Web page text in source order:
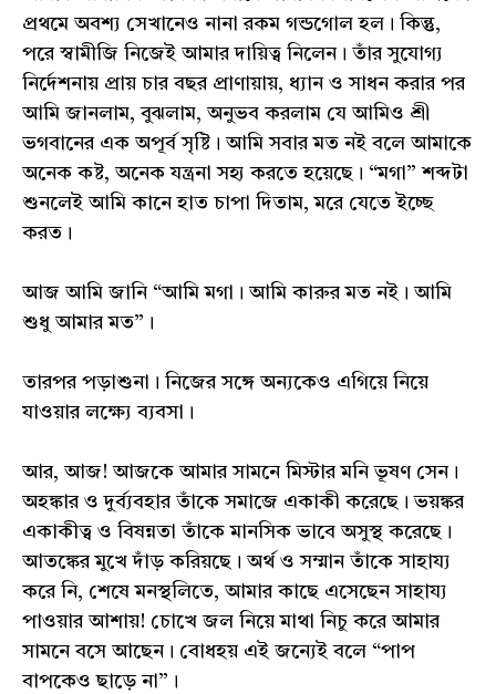
প্রথমে অবশ্য সেখানেও নানা রকম গন্ডগোল হল। কিন্তু,
পরে স্বামীজি নিজেই আমার দায়িত্ব নিলেন। তাঁর সুযোগ্য
নির্দেশনায় প্রায় চার বছর প্রাণায়ায়, ধ্যান ও সাধন করার পর
আমি জানলাম, বুঝলাম, অনুভব করলাম যে আমিও শ্রী
ভগবানের এক অপূর্ব সৃষ্টি। আমি সবার মত নই বলে আমাকে
অনেক কষ্ট, অনেক যন্ত্রনা সহ্য করতে হয়েছে। “মগা” শব্দটা
শুনলেই আমি কানে হাত চাপা দিতাম, মরে যেতে ইচ্ছে
করত।
আজ আমি জানি “আমি মগা। আমি কারুর মত নই। আমি
শুধু আমার মত”।
তারপর পড়াশুনা। নিজের সঙ্গে অন্যকেও এগিয়ে নিয়ে
যাওয়ার লক্ষ্যে ব্যবসা।‌
আর, আজ! আজকে আমার সামনে মিস্টার মনি ভূষণ সেন।
অহঙ্কার ও দুর্ব্যবহার তাঁকে সমাজে একাকী করেছে। ভয়ঙ্কর
একাকীত্ব ও বিষন্নতা তাঁকে মানসিক ভাবে অসুস্থ করেছে।
আতঙ্কের মুখে দাঁড় করিয়ছে। অর্থ ও সম্মান তাঁকে সাহায্য
করে নি, শেষে মনস্থলিতে, আমার কাছে এসেছেন সাহায্য
পাওয়ার আশায়! চোখে জল নিয়ে মাথা নিচু করে আমার
সামনে বসে আছেন। বোধহয় এই জন্যেই বলে “পাপ
বাপকেও ছাড়ে না”।